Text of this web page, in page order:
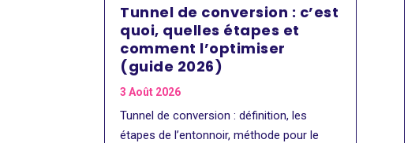
Tunnel de conversion : c’est
quoi, quelles étapes et
comment l’optimiser
(guide 2026)
3 Août 2026
Tunnel de conversion : définition, les
étapes de l’entonnoir, méthode pour le